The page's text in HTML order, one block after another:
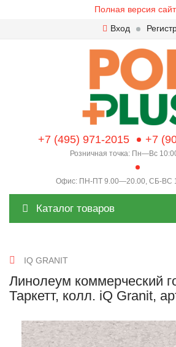
Полная версия
Вход
+7 (495) 971-2015 +7
Розничная точка: Пн—Вс
Офис: ПН-ПТ 9.00—20.00, СБ-ВС
Каталог товаров
IQ GRANIT
Линолеум коммерческий
Таркетт, колл. iQ Granit,